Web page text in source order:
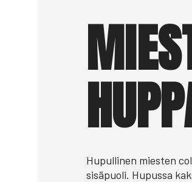
Hupullinen miesten
sisäpuoli. Hupussa